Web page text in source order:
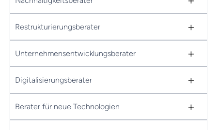
Restrukturierungsberater +
Unternehmensentwicklungsberater +
Digitalisierungsberater +
Berater für neue Technologien +